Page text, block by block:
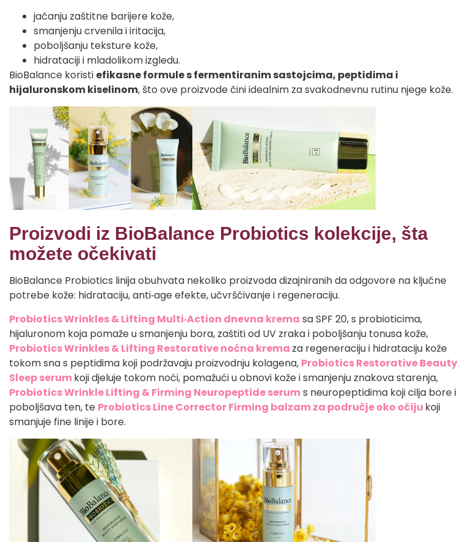
jačanju zaštitne barijere kože,
smanjenju crvenila i iritacija,
poboljšanju teksture kože,
hidrataciji i mladolikom izgledu.
BioBalance koristi efikasne formule s fermentiranim sastojcima, peptidima i
hijaluronskom kiselinom, što ove proizvode čini idealnim za svakodnevnu rutinu njege kože.
Proizvodi iz BioBalance Probiotics kolekcije, šta
možete očekivati
BioBalance Probiotics linija obuhvata nekoliko proizvoda dizajniranih da odgovore na ključne
potrebe kože: hidrataciju, anti‑age efekte, učvršćivanje i regeneraciju.
Probiotics Wrinkles & Lifting Multi‑Action dnevna krema sa SPF 20, s probioticima,
hijaluronom koja pomaže u smanjenju bora, zaštiti od UV zraka i poboljšanju tonusa kože,
Probiotics Wrinkles & Lifting Restorative noćna krema za regeneraciju i hidrataciju kože
tokom sna s peptidima koji podržavaju proizvodnju kolagena, Probiotics Restorative Beauty
Sleep serumkoji djeluje tokom noći, pomažući u obnovi kože i smanjenju znakova starenja,
Probiotics Wrinkle Lifting & Firming Neuropeptide serums neuropeptidima koji cilja bore i
poboljšava ten, te Probiotics Line Corrector Firming balzam za područje oko očiju koji
smanjuje fine linije i bore.